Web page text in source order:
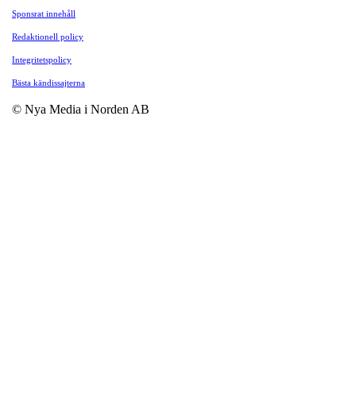
Sponsrat innehåll
Redaktionell policy
Integritetspolicy
Bästa kändissajterna
© Nya Media i Norden AB